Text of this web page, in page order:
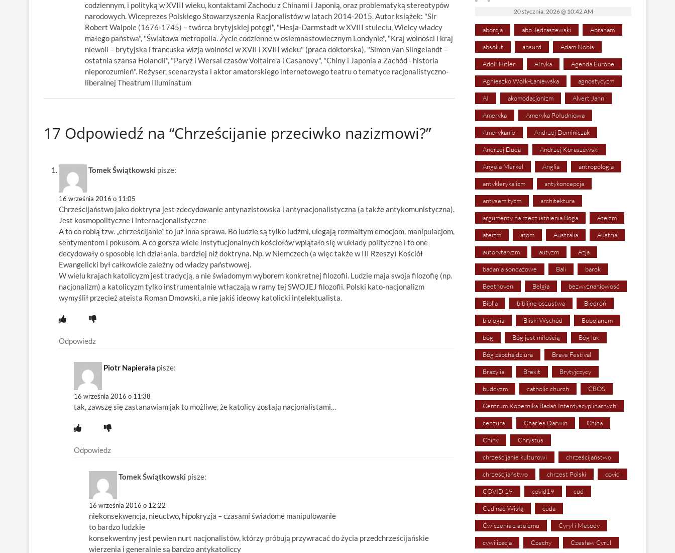
codziennym, i polityką w XVIII wieku, kontaktami Zachodu z Chinami i Japonią, oraz problematyką stereotypów
narodowych. Wiceprezes Polskiego Stowarzyszenia Racjonalistów w latach 2014-2015. Autor książek: "Sir
Robert Walpole (1676-1745) – twórca brytyjskiej potęgi", "Hesja-Darmstadt w XVIII stuleciu, Wielcy władcy
małego państwa", "Światowa metropolia. Życie codzienne w osiemnastowiecznym Londynie", "Kraj wolności i kraj
niewoli – brytyjska i francuska wizja wolności w XVII i XVIII wieku" (praca doktorska), "Simon van Slingelandt –
ostatnia szansa Holandii", "Paryż i Wersal czasów Voltaire'a i Casanovy", "Chiny i Japonia a Zachód - historia
nieporozumień". Reżyser, scenarzysta i aktor amatorskiego internetowego teatru o tematyce racjonalistyczno-
liberalnej Theatrum Illuminatum
17 Odpowiedź na “Chrześcijanie przeciwko nazizmowi?”
Tomek Świątkowski pisze:
16 września 2016 o 11:05
Chrześcijaństwo jako doktryna jest zdecydowanie antynazistowska i antynacjonalistyczna (a także antykomunistyczna).
Jest kosmopolityczne i internacjonalistyczne
A to co robią tzw. „chrześcijanie” to już inna sprawa. Bo ludzie są tylko ludźmi, ulegają rozmaitym emocjom, manipulacjom,
sentymentom i pokusom. A co gorsza wiele instytucjonalnych kościołów wplątało się w układy polityczne i to one
decydowały o sposobie ich działania, bardziej niż doktryna. Np. w Niemczech (a więc także w III Rzeszy) Kościół
Ewangelicki był całkowicie zależny od władzy państwowej.
W wielu krajach katolicyzm jest tradycją, a nie świadomym wyborem konkretnej filozofii. Ludzie maja swoja filozofię (np.
nacjonalizm) a katolicyzm tylko instrumentalnie wtłaczają w ramy tej SWOJEJ filozofii. Polski kato-nacjonalizm
wymyślił przecież ateista Roman Dmowski, a nie jakiś ideowy katolicki intelektualista.
Odpowiedz
Piotr Napierała pisze:
16 września 2016 o 11:38
tak, zawszę się zastanawiam jak to możliwe, że katolicy zostają nacjonalistami…
Odpowiedz
Tomek Świątkowski pisze:
16 września 2016 o 12:22
niekonsekwencja, nieuctwo, hipokryzja – czasami świadome manipulowanie
to bardzo ludzkie
konsekwentny jest pewien nurt nacjonalistów, którzy próbują przywracać do życia przedchrześcijańskie
wierzenia i generalnie są bardzo antykatoliccy
20 stycznia, 2026 @ 10:42 AM
aborcja abp Jędraszewski Abraham
absolut absurd Adam Nobis
Adolf Hitler Afryka Agenda Europe
Agnieszko Wołk-Łaniewska agnostycyzm
AI akomodacjonizm Alvert Jann
Ameryka Ameryka Południowa
Amerykanie Andrzej Dominiczak
Andrzej Duda Andrzej Koraszewski
Angela Merkel Anglia antropologia
antyklerykalizm antykoncepcja
antysemityzm architektura
argumenty na rzecz istnienia Boga Ateizm
ateizm atom Australia Austria
autorytaryzm autyzm Azja
badania sondażowe Bali barok
Beethoven Belgia bezwyznaniowość
Biblia biblijne oszustwa Biedroń
biologia Bliski Wschód Bobolanum
bóg Bóg jest miłością Bóg luk
Bóg zapchajdziura Brave Festival
Brazylia Brexit Brytyjczycy
buddyzm catholic church CBOS
Centrum Kopernika Badań Interdyscyplinarnych
cenzura Charles Darwin China
Chiny Chrystus
chrześcijanie kulturowi chrześcijaństwo
chrześcjiaństwo chrzest Polski covid
COVID 19 covid19 cud
Cud nad Wisłą cuda
Ćwiczenia z ateizmu Cyryl i Metody
cywilizacja Czechy Czesław Cyrul